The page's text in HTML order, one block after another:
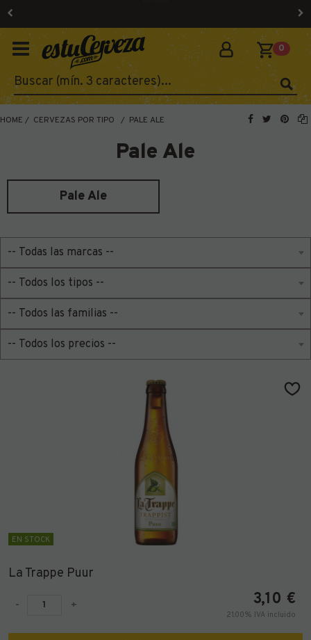
0
HOME CERVEZAS POR TIPO PALE ALE
Pale Ale
Pale Ale
EN STOCK
La Trappe Puur
3,10 €
21.00% IVA incluido
- +